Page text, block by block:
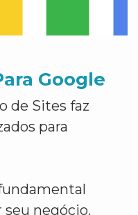
Google
de Sites faz
para
seu negócio.